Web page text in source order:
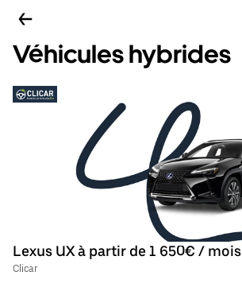
Véhicules hybrides
Lexus UX à partir de 1 650€ / mois
Clicar